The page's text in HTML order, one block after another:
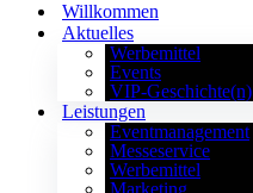
Willkommen
Aktuelles
Werbemittel
Events
VIP-Geschichte(n)
Leistungen
Eventmanagement
Messeservice
Werbemittel
Marketing